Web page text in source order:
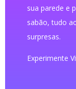
sua parede e
sabão, tudo
surpresas.
Experimente